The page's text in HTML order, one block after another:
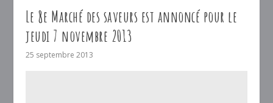
Le 8e Marché des saveurs est annoncé pour le
jeudi 7 novembre 2013
25 septembre 2013